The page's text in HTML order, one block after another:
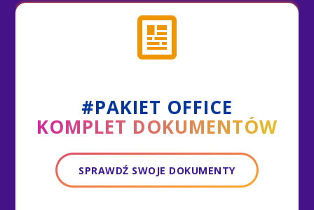
#PAKIET OFFICE
KOMPLET DOKUMENTÓW
SPRAWDŹ SWOJE DOKUMENTY